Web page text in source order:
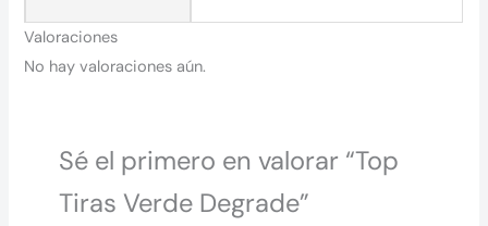
Valoraciones
No hay valoraciones aún.
Sé el primero en valorar “Top
Tiras Verde Degrade”